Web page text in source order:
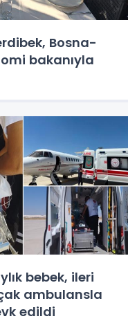
Bosna-
bakanıyla
bebek, ileri
ambulansla
edildi